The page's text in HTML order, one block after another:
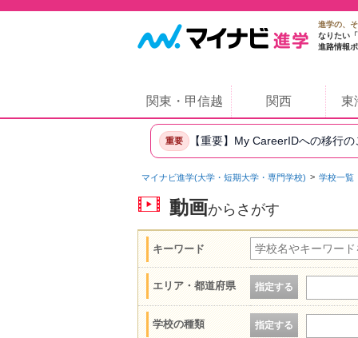
進学の、
なりたい
進路情報
関東・甲信越 関西 東
重要 【重要】My CareerIDへの移行
マイナビ進学(大学・短期大学・専門学校) 学校一覧
動画からさがす
キーワード
エリア・都道府県 指定する
学校の種類 指定する